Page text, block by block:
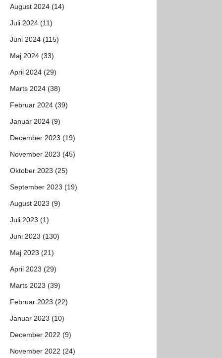
August 2024 (14)
Juli 2024 (11)
Juni 2024 (115)
Maj 2024 (33)
April 2024 (29)
Marts 2024 (38)
Februar 2024 (39)
Januar 2024 (9)
December 2023 (19)
November 2023 (45)
Oktober 2023 (25)
September 2023 (19)
August 2023 (9)
Juli 2023 (1)
Juni 2023 (130)
Maj 2023 (21)
April 2023 (29)
Marts 2023 (39)
Februar 2023 (22)
Januar 2023 (10)
December 2022 (9)
November 2022 (24)